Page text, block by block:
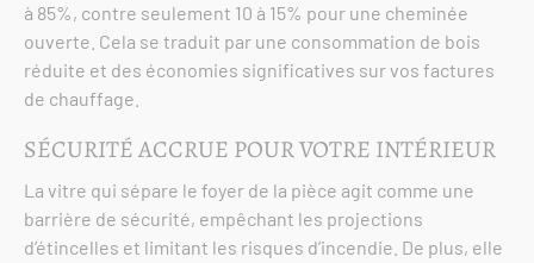
à 85%, contre seulement 10 à 15% pour une cheminée
ouverte. Cela se traduit par une consommation de bois
réduite et des économies significatives sur vos factures
de chauffage.
SÉCURITÉ ACCRUE POUR VOTRE INTÉRIEUR
La vitre qui sépare le foyer de la pièce agit comme une
barrière de sécurité, empêchant les projections
d’étincelles et limitant les risques d’incendie. De plus, elle